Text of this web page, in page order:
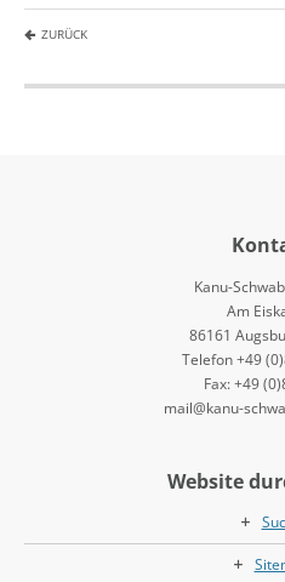
ZURÜCK
Kanu-
Am
86161
Telefon +49
Fax: +49
mail@kanu-
Website